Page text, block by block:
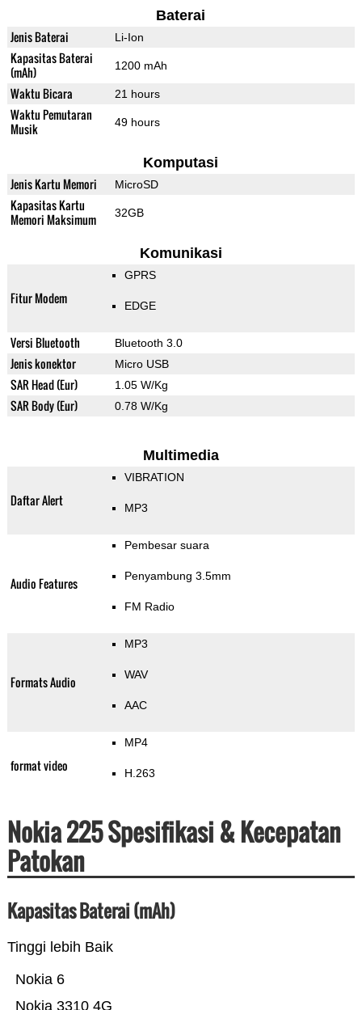
Baterai
Jenis Baterai Li-Ion
Kapasitas Baterai
(mAh)
1200 mAh
Waktu Bicara 21 hours
Waktu Pemutaran
Musik
49 hours
Komputasi
Jenis Kartu Memori MicroSD
Kapasitas Kartu
Memori Maksimum
32GB
Komunikasi
Fitur Modem
GPRS
EDGE
Versi Bluetooth Bluetooth 3.0
Jenis konektor Micro USB
SAR Head (Eur) 1.05 W/Kg
SAR Body (Eur) 0.78 W/Kg
Multimedia
Daftar Alert
VIBRATION
MP3
Audio Features
Pembesar suara
Penyambung 3.5mm
FM Radio
Formats Audio
MP3
WAV
AAC
format video
MP4
H.263
Nokia 225 Spesifikasi & Kecepatan
Patokan
Kapasitas Baterai (mAh)
Tinggi lebih Baik
Nokia 3310 4G
Nokia 6